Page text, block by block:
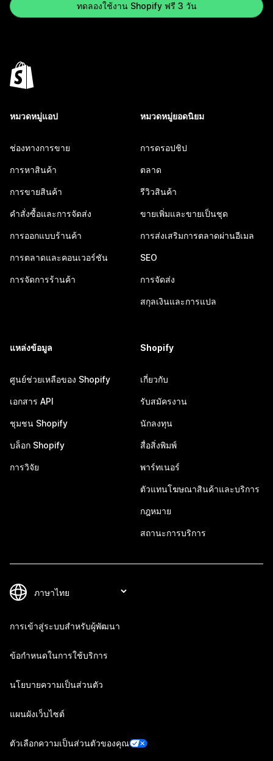
ทดลองใช้งาน Shopify ฟรี 3 วัน
หมวดหมู่แอป
ช่องทางการขาย
การหาสินค้า
การขายสินค้า
คำสั่งซื้อและการจัดส่ง
การออกแบบร้านค้า
การตลาดและคอนเวอร์ชัน
การจัดการร้านค้า
หมวดหมู่ยอดนิยม
การดรอปชิป
ตลาด
รีวิวสินค้า
ขายเพิ่มและขายเป็นชุด
การส่งเสริมการตลาดผ่านอีเมล
SEO
การจัดส่ง
สกุลเงินและการแปล
แหล่งข้อมูล
ศูนย์ช่วยเหลือของ Shopify
เอกสาร API
ชุมชน Shopify
บล็อก Shopify
การวิจัย
Shopify
เกี่ยวกับ
รับสมัครงาน
นักลงทุน
สื่อสิ่งพิมพ์
พาร์ทเนอร์
ตัวแทนโฆษณาสินค้าและบริการ
กฎหมาย
สถานะการบริการ
การเข้าสู่ระบบสำหรับผู้พัฒนา
ข้อกำหนดในการใช้บริการ
นโยบายความเป็นส่วนตัว
แผนผังเว็บไซต์
ตัวเลือกความเป็นส่วนตัวของคุณ